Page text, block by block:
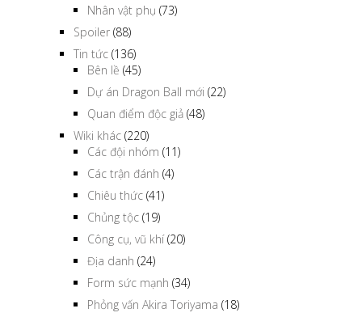
Nhân vật phụ (73)
Spoiler (88)
Tin tức (136)
Bên lề (45)
Dự án Dragon Ball mới (22)
Quan điểm độc giả (48)
Wiki khác (220)
Các đội nhóm (11)
Các trận đánh (4)
Chiêu thức (41)
Chủng tộc (19)
Công cụ, vũ khí(20)
Địa danh (24)
Form sức mạnh (34)
Phỏng vấn Akira Toriyama (18)